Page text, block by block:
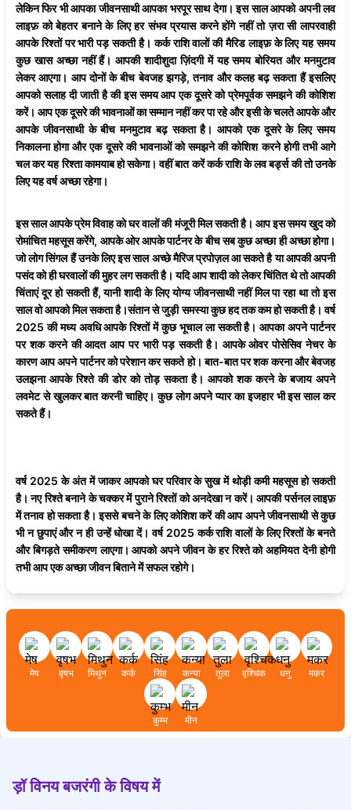
लेकिन फिर भी आपका जीवनसाथी आपका भरपूर साथ देगा। इस साल आपको अपनी लव
लाइफ़ को बेहतर बनाने के लिए हर संभव प्रयास करने होंगे नहीं तो ज़रा सी लापरवाही
आपके रिश्तों पर भारी पड़ सकती है। कर्क राशि वालों की मैरिड लाइफ़ के लिए यह समय
कुछ खास अच्छा नहीं हैं। आपकी शादीशुदा ज़िंदगी में यह समय बोरियत और मनमुटाव
लेकर आएगा। आप दोनों के बीच बेवजह झगड़े, तनाव और कलह बढ़ सकता हैं इसलिए
आपको सलाह दी जाती है की इस समय आप एक दूसरे को प्रेमपूर्वक समझने की कोशिश
करें। आप एक दूसरे की भावनाओं का सम्मान नहीं कर पा रहे और इसी के चलते आपके और
आपके जीवनसाथी के बीच मनमुटाव बढ़ सकता है। आपको एक दूसरे के लिए समय
निकालना होगा और एक दूसरे की भावनाओं को समझने की कोशिश करने होगी तभी आगे
चल कर यह रिश्ता कामयाब हो सकेगा। वहीं बात करें कर्क राशि के लव बर्ड्स की तो उनके
लिए यह वर्ष अच्छा रहेगा।
इस साल आपकेप्रेमविवाहको घर वालों की मंजूरी मिल सकती है। आप इस समय खुद को
रोमांचित महसूस करेंगे, आपके ओर आपके पार्टनर के बीच सब कुछ अच्छा ही अच्छा होगा।
जो लोग सिंगल हैं उनके लिए इस साल अच्छे मैरिज प्रपोज़ल आ सकते है या आपकी अपनी
पसंद को ही घरवालों की मुहर लग सकती है। यदि आप शादी को लेकर चिंतित थे तो आपकी
चिंताएं दूर हो सकती हैं, यानी शादी के लिए योग्य जीवनसाथी नहीं मिल पा रहा था तो इस
साल वो आपको मिल सकता है।संतान से जुड़ी समस्या कुछ हद तक कम हो सकती है। वर्ष
2025 की मध्य अवधि आपके रिश्तों में कुछ भूचाल ला सकती है। आपका अपने पार्टनर
पर शक करने की आदत आप पर भारी पड़ सकती है। आपके ओवर पोसेसिव नेचर के
कारण आप अपने पार्टनर को परेशान कर सकते हो। बात-बात पर शक करना और बेवजह
उलझना आपके रिश्ते की डोर को तोड़ सकता है। आपको शक करने के बजाय अपने
लवमेट से खुलकर बात करनी चाहिए। कुछ लोग अपने प्यार का इजहार भी इस साल कर
सकते हैं।
वर्ष 2025 के अंत में जाकर आपको घर परिवार के सुख में थोड़ी कमी महसूस हो सकती
है। नए रिश्ते बनाने के चक्कर में पुराने रिश्तों को अनदेखा न करें। आपकी पर्सनल लाइफ़
में तनाव हो सकता है। इससे बचने के लिए कोशिश करें की आप अपने जीवनसाथी से कुछ
भी न छुपाएं और न ही उन्हें धोखा दें। वर्ष 2025 कर्क राशि वालों के लिए रिश्तों के बनते
और बिगड़ते समीकरण लाएगा। आपको अपने जीवन के हर रिश्ते को अहमियत देनी होगी
तभी आप एक अच्छा जीवन बिताने में सफल रहोगे।
मेष वृषभ मिथुन कर्क सिंह कन्या तुला वृश्चिक धनु मकर
कुम्भ मीन
ड़ॉ विनय बजरंगी के विषय में